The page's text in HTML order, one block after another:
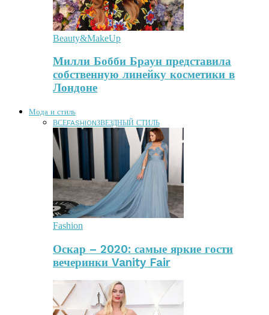
Beauty&MakeUp
Милли Бобби Браун представила
собственную линейку косметики в
Лондоне
Мода и стиль
ВСЕFASHIONЗВЕЗДНЫЙ СТИЛЬ
Fashion
Оскар – 2020: самые яркие гости
вечеринки Vanity Fair